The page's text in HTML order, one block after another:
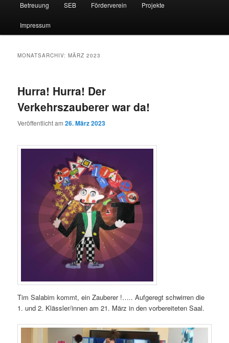
Betreuung SEB Förderverein Projekte
Impressum
MONATSARCHIV:MÄRZ 2023
Hurra! Hurra! Der
Verkehrszauberer war da!
Veröffentlicht am26. März 2023
Tim Salabim kommt, ein Zauberer !….. Aufgeregt schwirren die
1. und 2. Klässler/innen am 21. März in den vorbereiteten Saal.